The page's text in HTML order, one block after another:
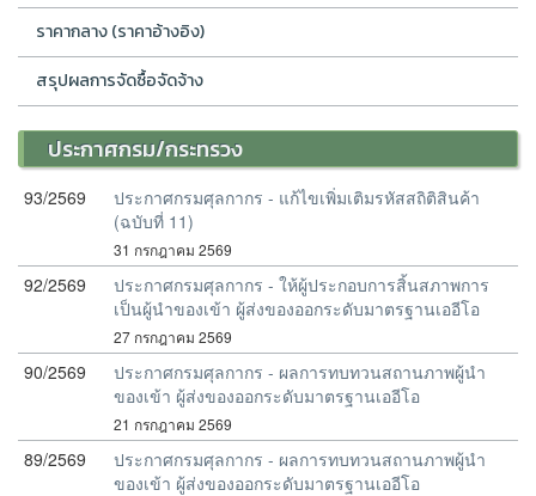
ราคากลาง (ราคาอ้างอิง)
สรุปผลการจัดซื้อจัดจ้าง
ประกาศกรม/กระทรวง
93/2569
ประกาศกรมศุลกากร - แก้ไขเพิ่มเติมรหัสสถิติสินค้า
(ฉบับที่ 11)
31 กรกฎาคม 2569
92/2569
ประกาศกรมศุลกากร - ให้ผู้ประกอบการสิ้นสภาพการ
เป็นผู้นำของเข้า ผู้ส่งของออกระดับมาตรฐานเออีโอ
27 กรกฎาคม 2569
90/2569
ประกาศกรมศุลกากร - ผลการทบทวนสถานภาพผู้นำ
ของเข้า ผู้ส่งของออกระดับมาตรฐานเออีโอ
21 กรกฎาคม 2569
89/2569
ประกาศกรมศุลกากร - ผลการทบทวนสถานภาพผู้นำ
ของเข้า ผู้ส่งของออกระดับมาตรฐานเออีโอ